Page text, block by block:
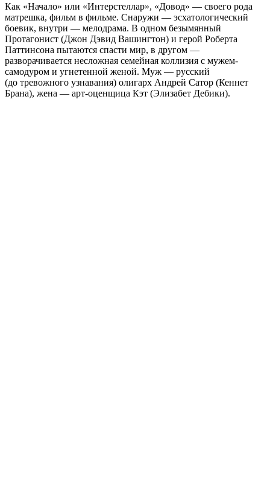
Как «Начало» или «Интерстеллар», «Довод» — своего рода
матрешка, фильм в фильме. Снаружи — эсхатологический
боевик, внутри — мелодрама. В одном безымянный
Протагонист (Джон Дэвид Вашингтон) и герой Роберта
Паттинсона пытаются спасти мир, в другом —
разворачивается несложная семейная коллизия с мужем-
самодуром и угнетенной женой. Муж — русский
(до тревожного узнавания) олигарх Андрей Сатор (Кеннет
Брана), жена — арт-оценщица Кэт (Элизабет Дебики).